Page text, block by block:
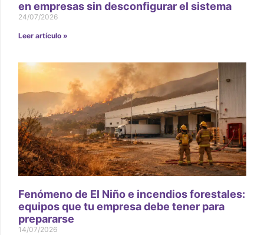
en empresas sin desconfigurar el sistema
24/07/2026
Leer artículo »
Fenómeno de El Niño e incendios forestales:
equipos que tu empresa debe tener para
prepararse
14/07/2026